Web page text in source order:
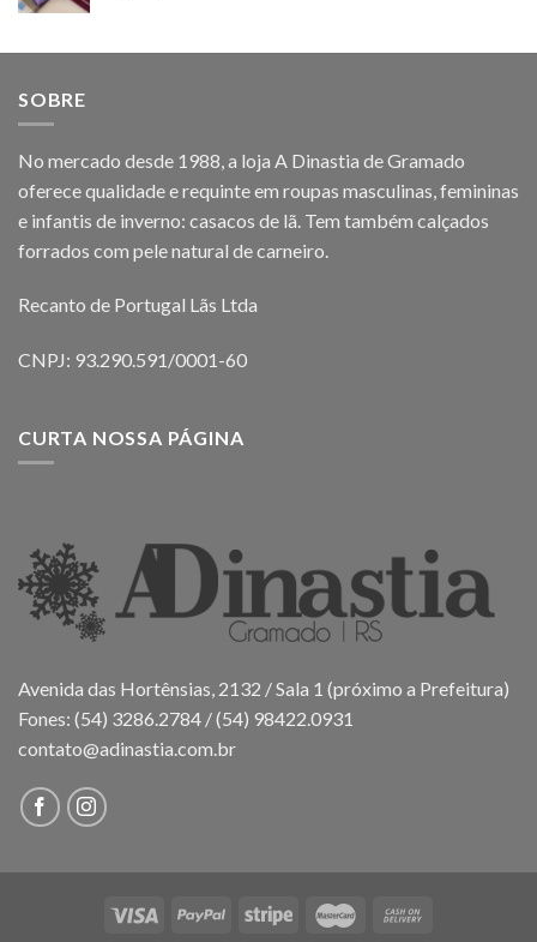
SOBRE
No mercado desde 1988, a loja A Dinastia de Gramado
oferece qualidade e requinte em roupas masculinas, femininas
e infantis de inverno: casacos de lã. Tem também calçados
forrados com pele natural de carneiro.
Recanto de Portugal Lãs Ltda
CNPJ: 93.290.591/0001-60
CURTA NOSSA PÁGINA
Avenida das Hortênsias, 2132 / Sala 1 (próximo a Prefeitura)
Fones: (54) 3286.2784 / (54) 98422.0931
contato@adinastia.com.br